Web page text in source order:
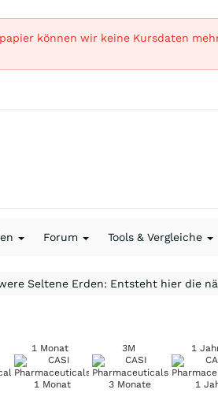
können wir keine Kursdaten
Forum Tools & Vergleiche
Seltene Erden: Entsteht hier die
1 Monat 3M 1